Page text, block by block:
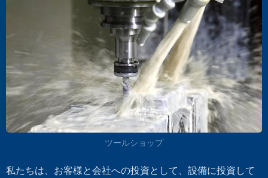
ツールショップ
私たちは、お客様と会社への投資として、設備に投資して